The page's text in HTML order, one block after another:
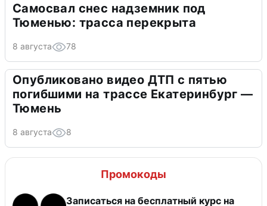
Самосвал снес надземник под
Тюменью: трасса перекрыта
8 августа 78
Опубликовано видео ДТП с пятью
погибшими на трассе Екатеринбург —
Тюмень
8 августа 8
Промокоды
Записаться на бесплатный курс на